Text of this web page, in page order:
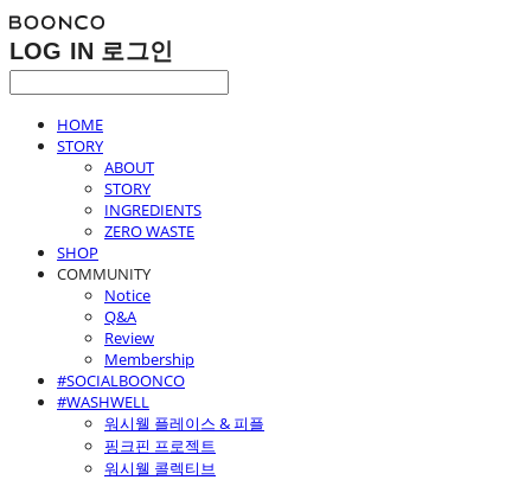
LOG IN 로그인
HOME
STORY
ABOUT
STORY
INGREDIENTS
ZERO WASTE
SHOP
COMMUNITY
Notice
Q&A
Review
Membership
#SOCIALBOONCO
#WASHWELL
워시웰 플레이스 & 피플
핑크핀 프로젝트
워시웰 콜렉티브